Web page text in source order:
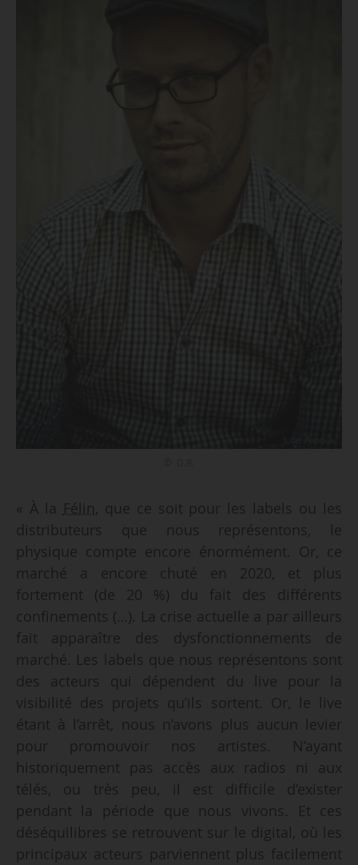
« À la Félin , que ce soit pour les labels ou les
distributeurs que nous représentons, le
physique compte encore énormément. Or, ce
marché a encore chuté en 2020, et plus
fortement (de 20 %) du fait des différents
confinements (…). La crise actuelle a par ailleurs
fait apparaître des dysfonctionnements de
marché. Les labels que nous représentons sont
des acteurs qui dépendent du live pour la
visibilité des projets qu’ils sortent. Or, le live
étant à l’arrêt, nous n’avons plus aucun levier
pour promouvoir nos artistes. N’ayant
historiquement pas accès aux radios ni aux
télés, ou très peu, il est difficile d’exister
pendant la période que nous vivons. Et ces
déséquilibres se retrouvent sur le digital, où les
principaux acteurs parviennent plus facilement